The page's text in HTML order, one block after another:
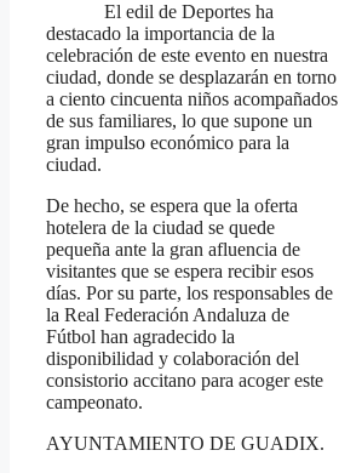
El edil de Deportes ha
destacado la importancia de la
celebración de este evento en nuestra
ciudad, donde se desplazarán en torno
a ciento cincuenta niños acompañados
de sus familiares, lo que supone un
gran impulso económico para la
ciudad.
De hecho, se espera que la oferta
hotelera de la ciudad se quede
pequeña ante la gran afluencia de
visitantes que se espera recibir esos
días. Por su parte, los responsables de
la Real Federación Andaluza de
Fútbol han agradecido la
disponibilidad y colaboración del
consistorio accitano para acoger este
campeonato.
AYUNTAMIENTO DE GUADIX.